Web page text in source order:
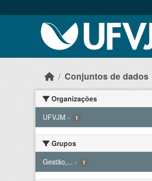
Conjuntos de dados
Organizações
UFVJM - 1
Grupos
Gestão,... - 1